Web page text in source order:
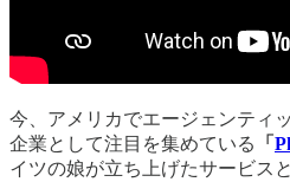
今、アメリカでエージェンティ
企業として注目を集めている
「
イツの娘が立ち上げたサービス